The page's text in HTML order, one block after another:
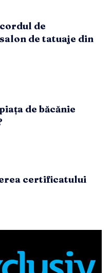
de
de tatuaje din
de băcănie
certificatului